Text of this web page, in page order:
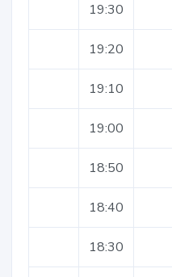
19:30
19:20
19:10
19:00
18:50
18:40
18:30